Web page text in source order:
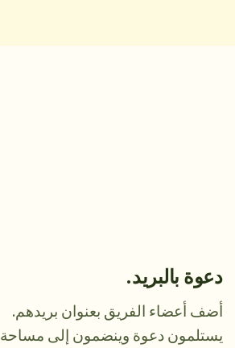
دعوة بالبريد.
أضف أعضاء الفريق بعنوان بريدهم.
يستلمون دعوة وينضمون إلى مساحة